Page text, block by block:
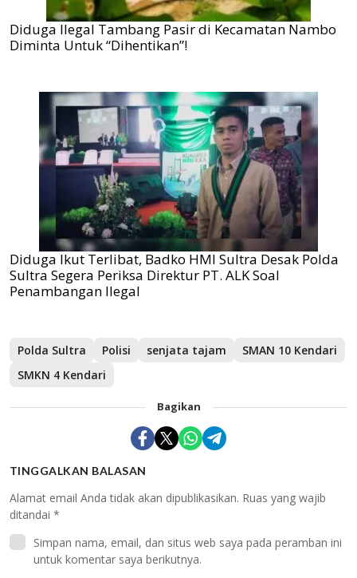
Diduga Ilegal Tambang Pasir di Kecamatan Nambo
Diminta Untuk “Dihentikan”!
Diduga Ikut Terlibat, Badko HMI Sultra Desak Polda
Sultra Segera Periksa Direktur PT. ALK Soal
Penambangan Ilegal
Polda Sultra Polisi senjata tajam
SMAN 10 Kendari
SMKN 4 Kendari
Bagikan
TINGGALKAN BALASAN
Alamat email Anda tidak akan dipublikasikan. Ruas yang wajib
ditandai *
Simpan nama, email, dan situs web saya pada peramban ini
untuk komentar saya berikutnya.